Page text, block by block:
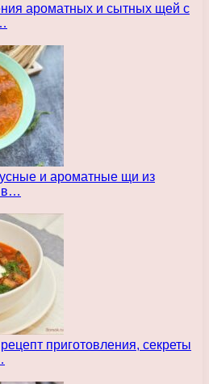
ароматных и сытных щей с
и ароматные щи из
в…
приготовления, секреты